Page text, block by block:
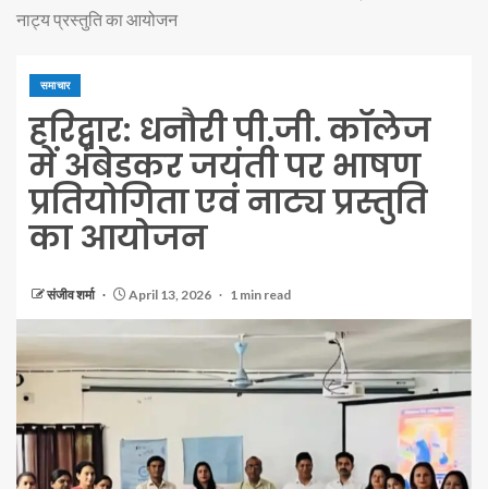
नाट्य प्रस्तुति का आयोजन
समाचार
हरिद्वार: धनौरी पी.जी. कॉलेज
में अंबेडकर जयंती पर भाषण
प्रतियोगिता एवं नाट्य प्रस्तुति
का आयोजन
संजीव शर्मा April 13, 2026 1 min read